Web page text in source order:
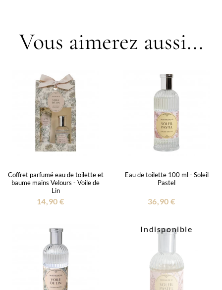
Vous aimerez aussi...
Coffret parfumé eau de toilette et
baume mains Velours - Voile de
Lin
14,90 €
Eau de toilette 100 ml - Soleil
Pastel
36,90 €
Indisponible